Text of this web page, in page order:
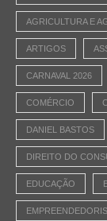
AGRICULTURA E
ARTIGOS
CARNAVAL 2026
COMÉRCIO
DANIEL BASTOS
DIREITO DO
EDUCAÇÃO